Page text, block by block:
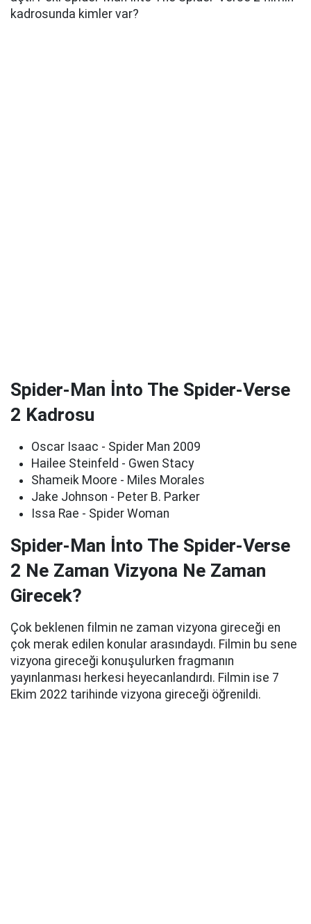
kadrosunda kimler var?
Spider-Man İnto The Spider-Verse
2 Kadrosu
Oscar Isaac - Spider Man 2009
Hailee Steinfeld - Gwen Stacy
Shameik Moore - Miles Morales
Jake Johnson - Peter B. Parker
Issa Rae - Spider Woman
Spider-Man İnto The Spider-Verse
2 Ne Zaman Vizyona Ne Zaman
Girecek?
Çok beklenen filmin ne zaman vizyona gireceği en
çok merak edilen konular arasındaydı. Filmin bu sene
vizyona gireceği konuşulurken fragmanın
yayınlanması herkesi heyecanlandırdı. Filmin ise 7
Ekim 2022 tarihinde vizyona gireceği öğrenildi.